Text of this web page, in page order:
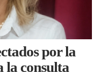
por la
la consulta